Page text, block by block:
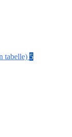
tabelle) 5